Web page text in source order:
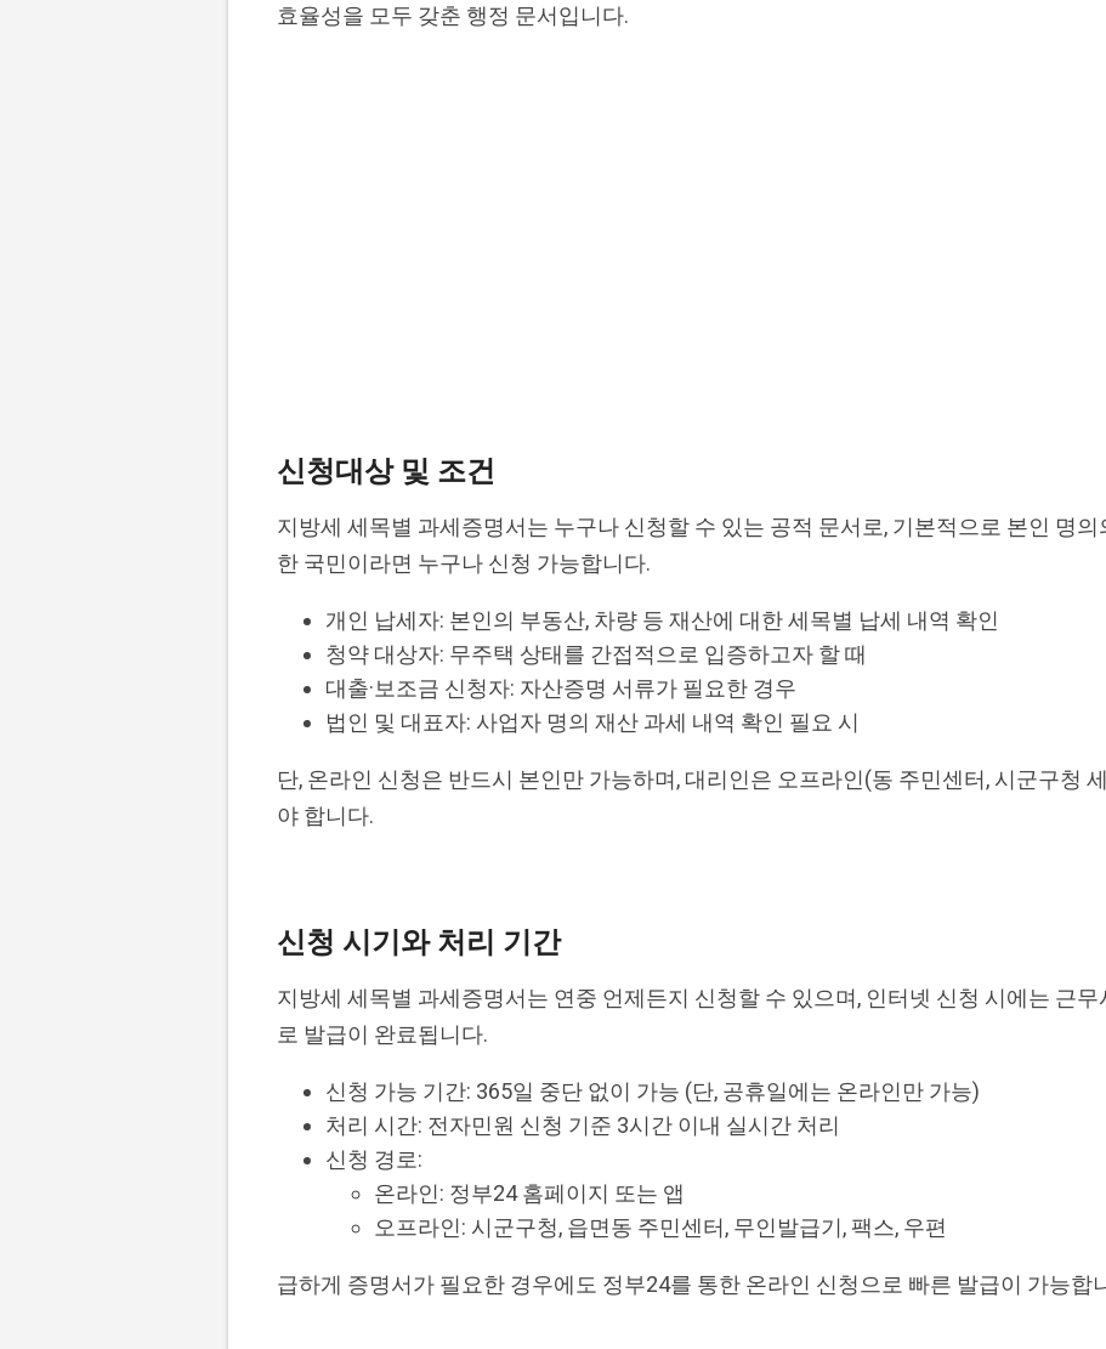
효율성을 모두 갖춘 행정 문서입니다.
신청대상 및 조건
지방세 세목별 과세증명서는 누구나 신청할 수 있는 공적 문서로, 기본적으로 본인 명의
한 국민이라면 누구나 신청 가능합니다.
개인 납세자: 본인의 부동산, 차량 등 재산에 대한 세목별 납세 내역 확인
청약 대상자: 무주택 상태를 간접적으로 입증하고자 할 때
대출·보조금 신청자: 자산증명 서류가 필요한 경우
법인 및 대표자: 사업자 명의 재산 과세 내역 확인 필요 시
단, 온라인 신청은 반드시 본인만 가능하며, 대리인은 오프라인(동 주민센터, 시군구청
야 합니다.
신청 시기와 처리 기간
지방세 세목별 과세증명서는 연중 언제든지 신청할 수 있으며, 인터넷 신청 시에는 근
로 발급이 완료됩니다.
신청 가능 기간: 365일 중단 없이 가능 (단, 공휴일에는 온라인만 가능)
처리 시간: 전자민원 신청 기준 3시간 이내 실시간 처리
신청 경로:
온라인: 정부24 홈페이지 또는 앱
오프라인: 시군구청, 읍면동 주민센터, 무인발급기, 팩스, 우편
급하게 증명서가 필요한 경우에도 정부24를 통한 온라인 신청으로 빠른 발급이 가능합